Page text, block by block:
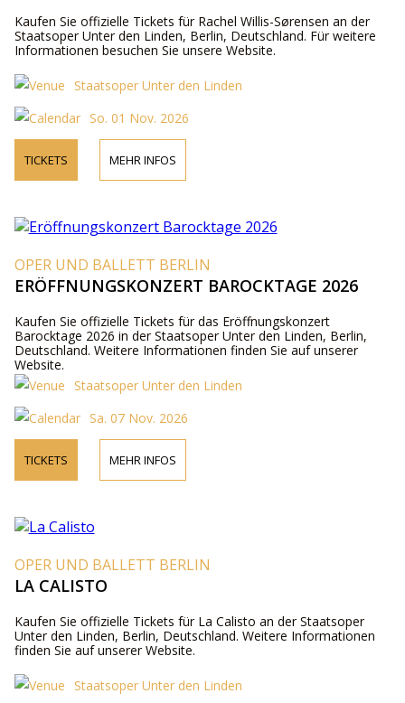
Kaufen Sie offizielle Tickets für Rachel Willis-Sørensen an der
Staatsoper Unter den Linden, Berlin, Deutschland. Für weitere
Informationen besuchen Sie unsere Website.
Staatsoper Unter den Linden
So. 01 Nov. 2026
TICKETS MEHR INFOS
OPER UND BALLETT BERLIN
ERÖFFNUNGSKONZERT BAROCKTAGE 2026
Kaufen Sie offizielle Tickets für das Eröffnungskonzert
Barocktage 2026 in der Staatsoper Unter den Linden, Berlin,
Deutschland. Weitere Informationen finden Sie auf unserer
Website.
Staatsoper Unter den Linden
Sa. 07 Nov. 2026
TICKETS MEHR INFOS
OPER UND BALLETT BERLIN
LA CALISTO
Kaufen Sie offizielle Tickets für La Calisto an der Staatsoper
Unter den Linden, Berlin, Deutschland. Weitere Informationen
finden Sie auf unserer Website.
Staatsoper Unter den Linden